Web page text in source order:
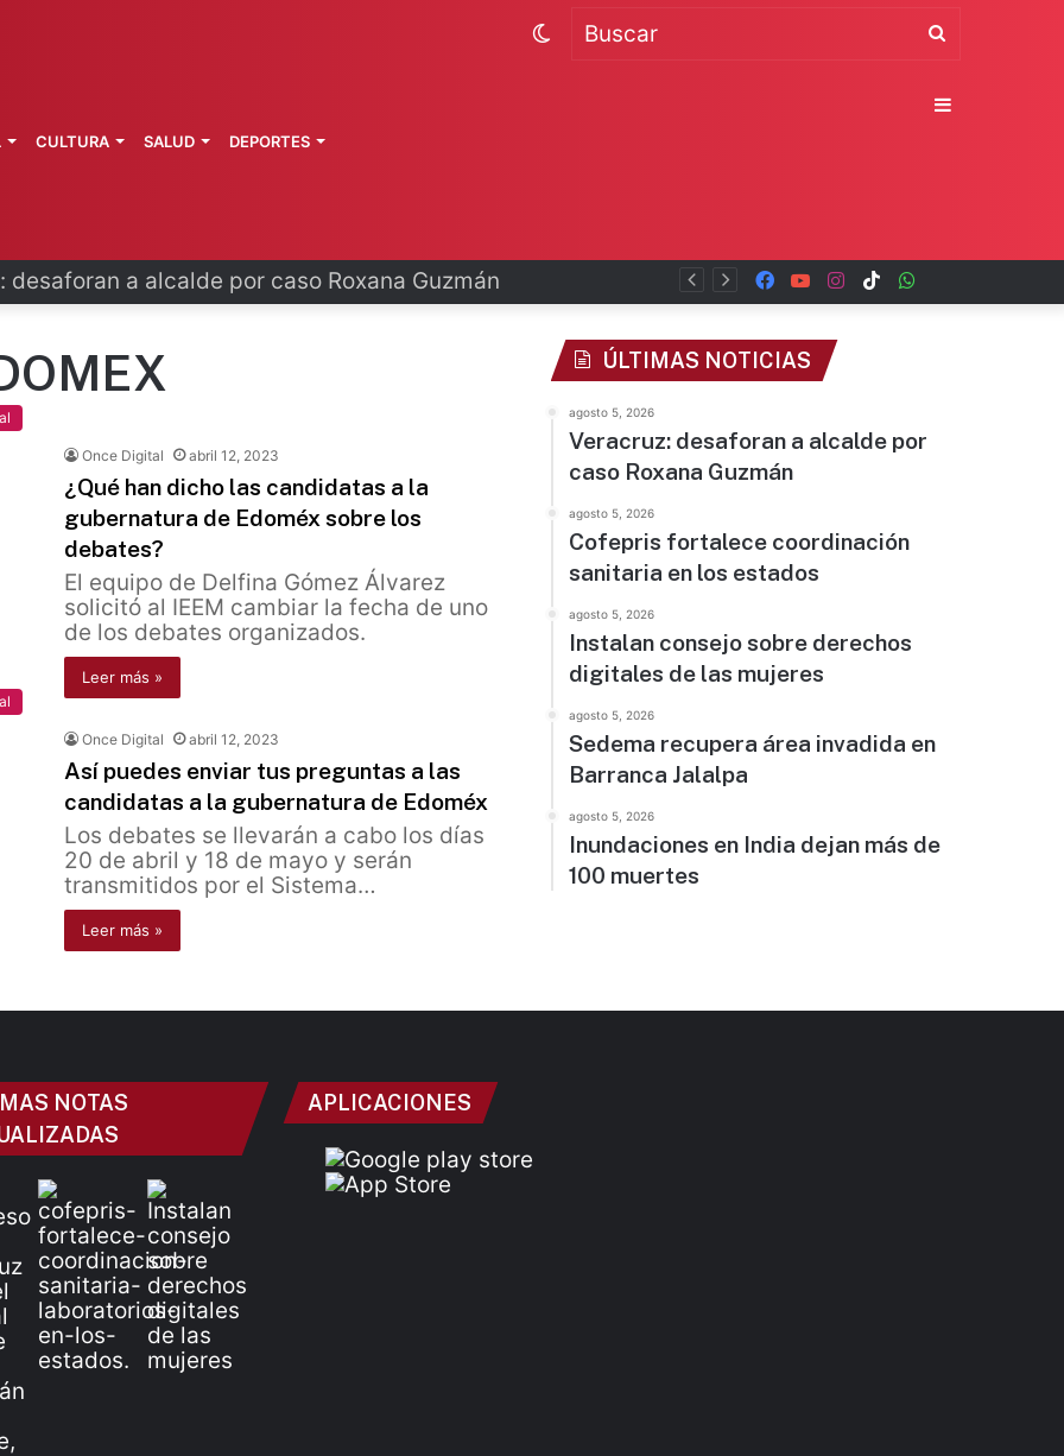
coordinación sanitaria en los estados TikTok
Instagram
YouTube
Facebook
CULTURA SALUD DEPORTES
Switch
Once Digital abril 12, 2023
¿Qué han dicho las candidatas a la
gubernatura de Edoméx sobre los
debates?
El equipo de Delfina Gómez Álvarez
solicitó al IEEM cambiar la fecha de uno
de los debates organizados.
Leer más »
Once Digital abril 12, 2023
Así puedes enviar tus preguntas a las
candidatas a la gubernatura de Edoméx
Los debates se llevarán a cabo los días
20 de abril y 18 de mayo y serán
transmitidos por el Sistema…
Leer más »
ÚLTIMAS NOTICIAS
agosto 5, 2026
Veracruz: desaforan a alcalde por
caso Roxana Guzmán
agosto 5, 2026
Cofepris fortalece coordinación
sanitaria en los estados
agosto 5, 2026
Instalan consejo sobre derechos
digitales de las mujeres
agosto 5, 2026
Sedema recupera área invadida en
Barranca Jalalpa
agosto 5, 2026
Inundaciones en India dejan más de
100 muertes
NOTAS
APLICACIONES